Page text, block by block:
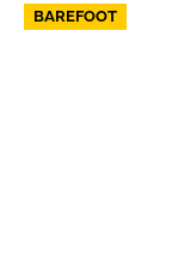
BAREFOOT